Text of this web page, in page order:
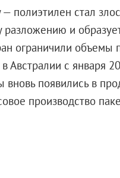
— полиэтилен стал
и
ограничили объемы
Австралии с января
появились в
производство